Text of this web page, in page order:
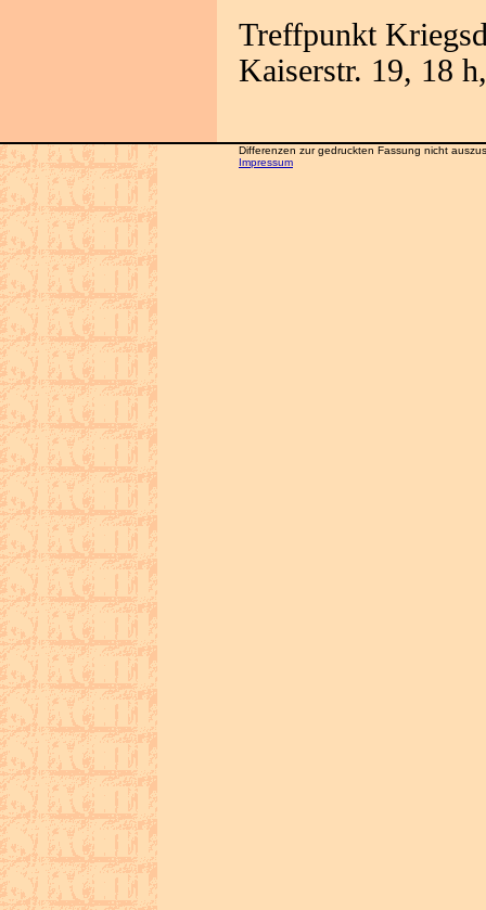
Treffpunkt
Kaiserstr. 19, 18
Differenzen zur gedruckten Fassung nicht
Impressum